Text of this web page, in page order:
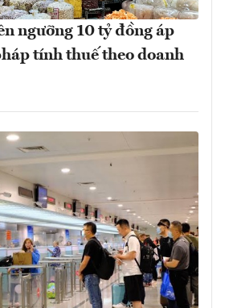
ngưỡng 10 tỷ đồng áp
tính thuế theo doanh